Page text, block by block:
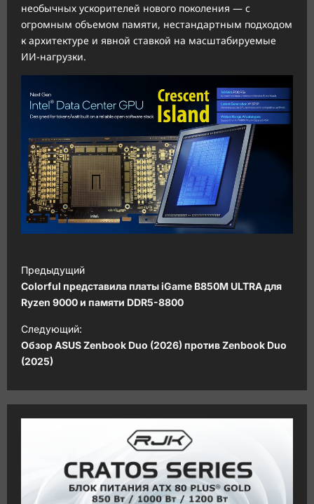
необычных ускорителей нового поколения — с
огромным объемом памяти, нестандартным подходом
к архитектуре и явной ставкой на масштабируемые
ИИ-нагрузки.
Н
а
в
и
г
а
ц
и
Предыдущий
Colorful представила платы iGame B850M ULTRA для
Ryzen 9000 и памяти DDR5-8800
Следующий:
Обзор ASUS Zenbook Duo (2026) против Zenbook Duo
(2025)